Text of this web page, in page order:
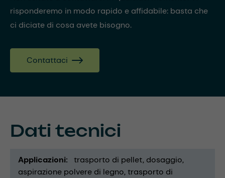
risponderemo in modo rapido e affidabile: basta che
ci diciate di cosa avete bisogno.
Contattaci
Dati tecnici
Applicazioni trasporto di pellet dosaggio
aspirazione polvere di legno trasporto di